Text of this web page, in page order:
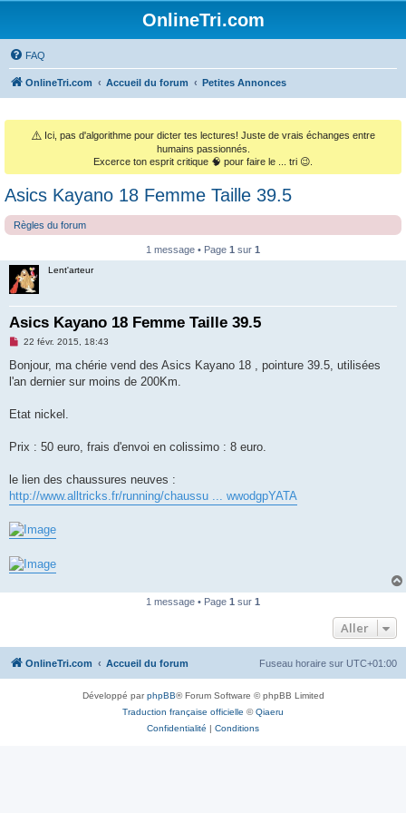
OnlineTri.com
FAQ
OnlineTri.com Accueil du forum Petites Annonces
⚠️ Ici, pas d'algorithme pour dicter tes lectures! Juste de vrais échanges entre
humains passionnés.
Excerce ton esprit critique 🧠 pour faire le ... tri 😉.
Asics Kayano 18 Femme Taille 39.5
Règles du forum
1 message • Page 1 sur 1
Lent'arteur
Asics Kayano 18 Femme Taille 39.5
M
s
a
n
l
22 févr. 2015, 18:43
Bonjour, ma chérie vend des Asics Kayano 18 , pointure 39.5, utilisées
l'an dernier sur moins de 200Km.
Etat nickel.
Prix : 50 euro, frais d'envoi en colissimo : 8 euro.
le lien des chaussures neuves :
http://www.alltricks.fr/running/chaussu ... wwodgpYATA
1 message • Page 1 sur 1
Aller
OnlineTri.com Accueil du forum Fuseau horaire sur UTC+01:00
Développé parphpBB® Forum Software © phpBB Limited
Traduction française officielle ©Qiaeru
Confidentialité | Conditions